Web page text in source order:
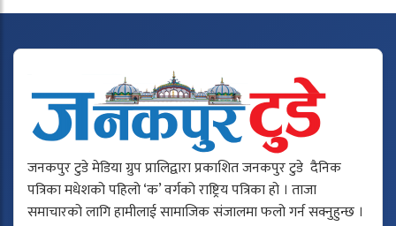
जनकपुर टुडे मेडिया ग्रुप प्रालिद्वारा प्रकाशित जनकपुर टुडे दैनिक
पत्रिका मधेशको पहिलो ‘क’ वर्गको राष्ट्रिय पत्रिका हो । ताजा
समाचारको लागि हामीलाई सामाजिक संजालमा फलो गर्न सक्नुहुन्छ ।